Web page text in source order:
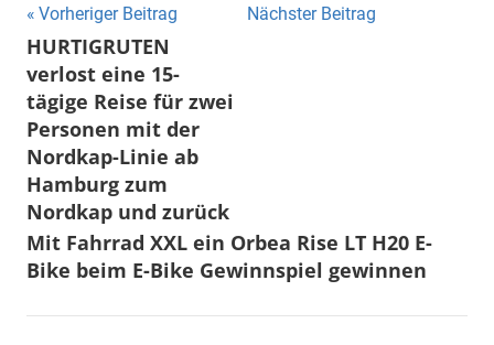
Beitragsnavigation
Vorheriger Beitrag
HURTIGRUTEN
verlost eine 15-
tägige Reise für zwei
Personen mit der
Nordkap-Linie ab
Hamburg zum
Nordkap und zurück
Nächster Beitrag
Mit Fahrrad XXL ein Orbea Rise LT H20 E-
Bike beim E-Bike Gewinnspiel gewinnen